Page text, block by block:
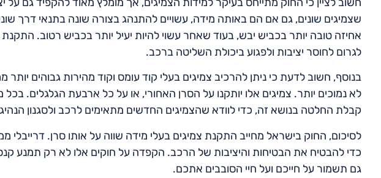
שצמיגים שונים, גם אם הם באותה מידה, עשויים להתנהג בצורה שונה בתנאי דרך
אחיזה טובה יותר בכביש יבש, בעוד שאחר עשוי להיות יעיל יותר בכביש רטוב. התקנת
לגרום לחוסר יציבות ולפגוע ביכולת השליטה ברכב.
בנוסף, חשוב לדעת כי ניתן להרכיב צמיגים בעלי קוד עומס וקוד מהירות גבוהים
לא נמוכים יותר. צמיגים אלו יותקנו על הסרן האחורי, או על כל ארבעת הגלגלים.
קבלת החלטה בנושא זה, כדי לוודא שהצמיגים החדשים מתאימים לרכב ולסגנון
לסיכום, החוק בישראל מחייב התקנת צמיגים בעלי מידה שווה על אותו סרן. דרייבלי
כדי להבטיח את הבטיחות והיציבות של הרכב. הקפדה על חוקים אלו לא רק תמנע
גם תשמור על חייכם ועל חיי הסובבים אתכם.